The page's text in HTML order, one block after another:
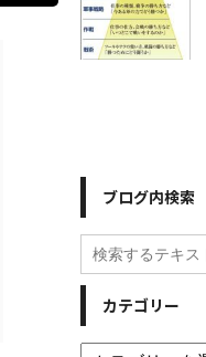
ブログ内検索
カテゴリー